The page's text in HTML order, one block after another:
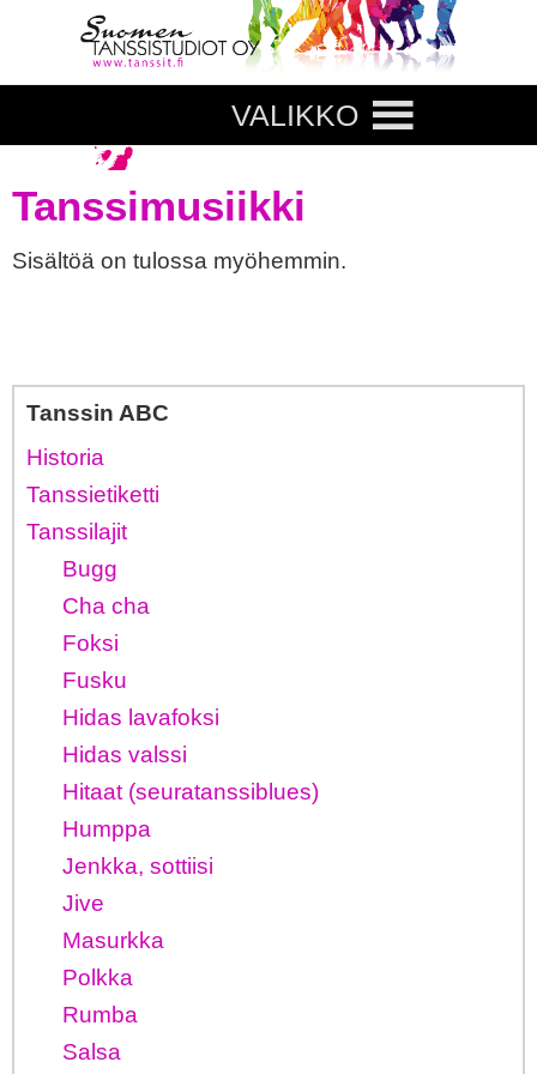
VALIKKO
Tanssimusiikki
Sisältöä on tulossa myöhemmin.
Tanssin ABC
Historia
Tanssietiketti
Tanssilajit
Bugg
Cha cha
Foksi
Fusku
Hidas lavafoksi
Hidas valssi
Hitaat (seuratanssiblues)
Humppa
Jenkka, sottiisi
Jive
Masurkka
Polkka
Rumba
Salsa